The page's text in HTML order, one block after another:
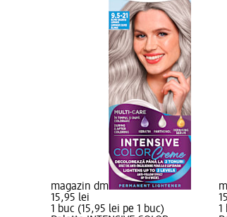
magazin dm
15,95 lei
1 buc (15,95 lei pe 1 buc)
1